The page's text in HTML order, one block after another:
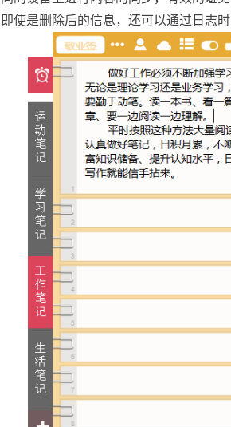
使是删除后的信息，还可以通过日志时